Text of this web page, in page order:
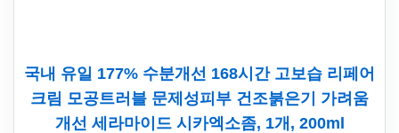
국내 유일 177% 수분개선 168시간 고보습 리페어
크림 모공트러블 문제성피부 건조붉은기 가려움
개선 세라마이드 시카엑소좀, 1개, 200ml